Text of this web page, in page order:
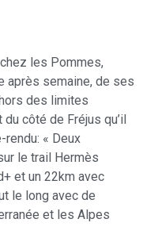
chez les Pommes,
après semaine, de ses
des limites
côté de Fréjus qu’il
« Deux
le trail Hermès
et un 22km avec
le long avec de
et les Alpes